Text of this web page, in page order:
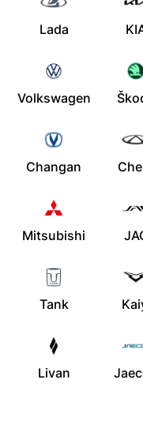
Lada
Volkswagen
Changan
Mitsubishi
Tank
Livan